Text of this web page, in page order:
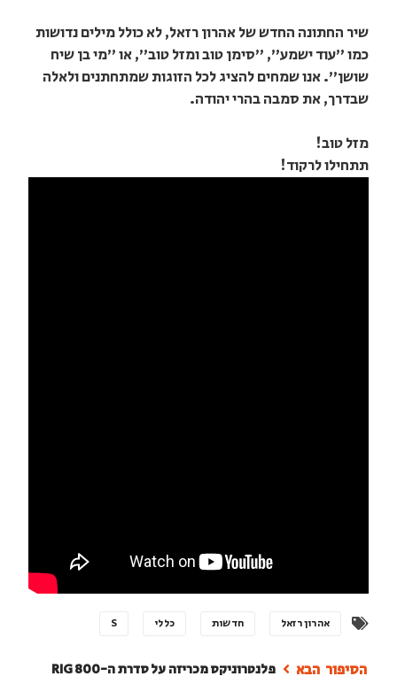
שיר החתונה החדש של אהרון רזאל, לא כולל מילים נדושות
כמו "עוד ישמע", "סימן טוב ומזל טוב", או "מי בן שיח
שושן". אנו שמחים להציג לכל הזוגות שמתחתנים ולאלה
שבדרך, את סמבה בהרי יהודה.
מזל טוב!
תתחילו לרקוד!
אהרון רזאל חדשות כללי S
פלנטרוניקס מכריזה על סדרת ה-RIG 800